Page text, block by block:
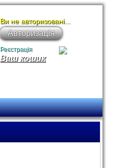
Ваш кошик
Ви не авторизовані...
Авторизація
Реєстрація